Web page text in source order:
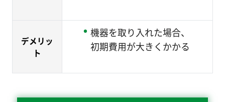
デメリッ
ト
機器を取り入れた場合、
初期費用が大きくかかる